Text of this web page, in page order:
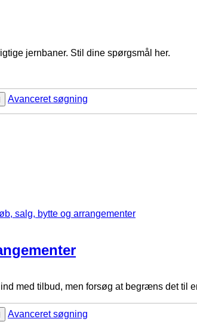
jernbaner. Stil dine spørgsmål her.
Avanceret søgning
salg, bytte og arrangementer
med tilbud, men forsøg at begræns det til
Avanceret søgning